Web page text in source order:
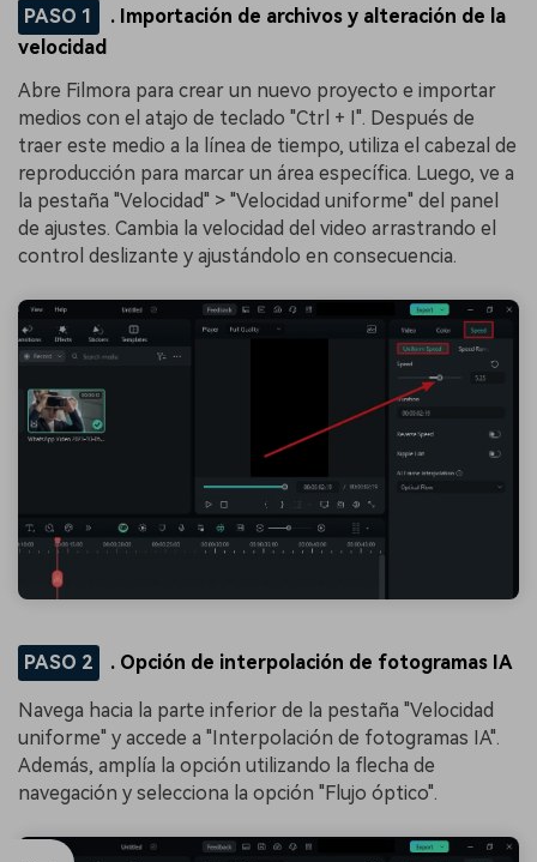
󠀰PASO 1
. Importación de archivos y alteración de la
velocidad
Abre Filmora para crear un nuevo proyecto e importar
medios con el atajo de teclado "Ctrl + I". Después de
traer este medio a la línea de tiempo, utiliza el cabezal de
reproducción para marcar un área específica. Luego, ve a
la pestaña "Velocidad" > "Velocidad uniforme" del panel
de ajustes. Cambia la velocidad del video arrastrando el
control deslizante y ajustándolo en consecuencia.
󠀰PASO 2 . Opción de interpolación de fotogramas IA
Navega hacia la parte inferior de la pestaña "Velocidad
uniforme" y accede a "Interpolación de fotogramas IA".
Además, amplía la opción utilizando la flecha de
navegación y selecciona la opción "Flujo óptico".